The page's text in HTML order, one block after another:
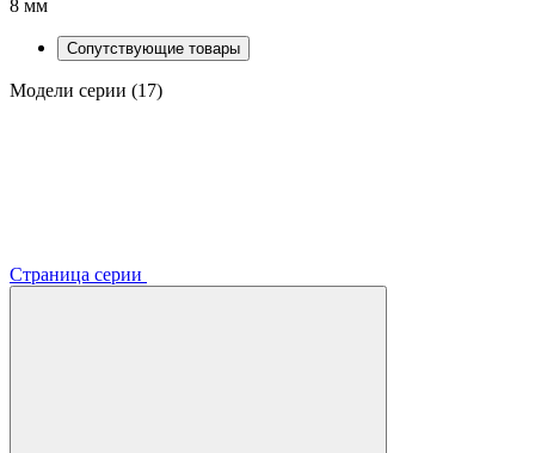
8 мм
Сопутствующие товары
Модели серии (17)
Страница серии